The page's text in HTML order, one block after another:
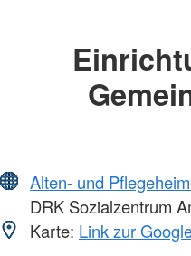
Alten- und
DRK Sozialzentrum
Karte: Link zur